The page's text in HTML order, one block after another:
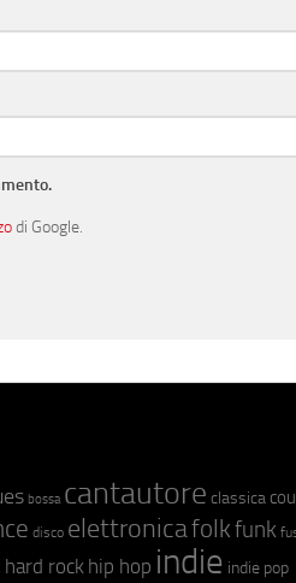
di Google.
bossa cantautore classica
disco elettronicafolkfunk
hard rock hip hop indie indie pop